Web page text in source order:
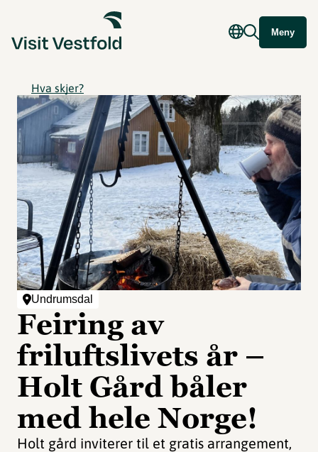
Meny
Hva skjer?
Undrumsdal
Feiring av
friluftslivets år –
Holt Gård båler
med hele Norge!
Holt gård inviterer til et gratis arrangement,